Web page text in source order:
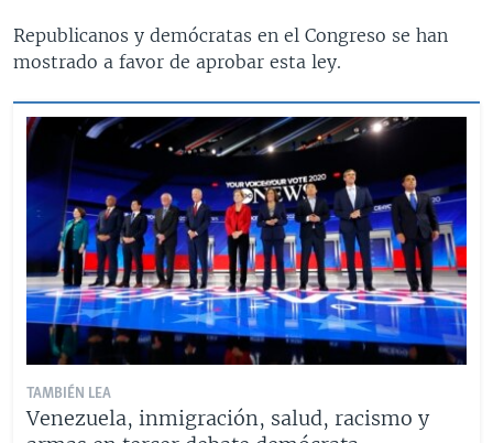
Republicanos y demócratas en el Congreso se han
mostrado a favor de aprobar esta ley.
TAMBIÉN LEA
Venezuela, inmigración, salud, racismo y